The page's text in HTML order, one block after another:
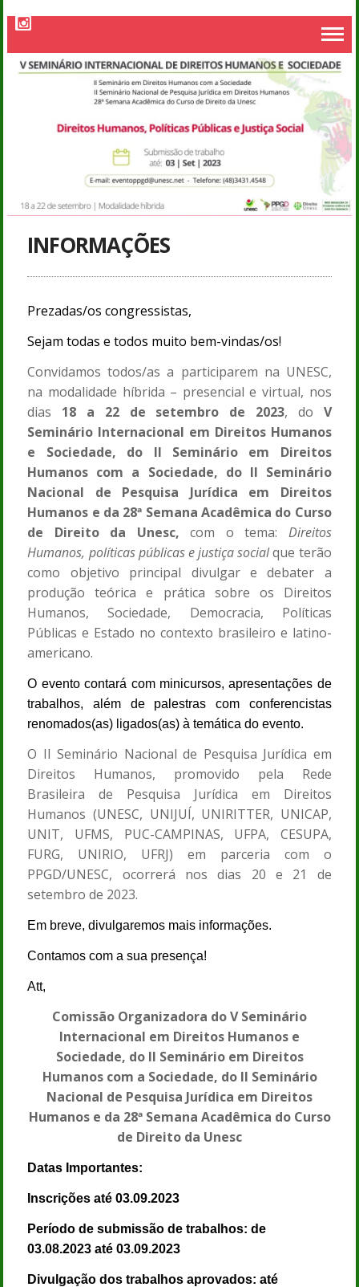
INFORMAÇÕES
Prezadas/os congressistas,
Sejam todas e todos muito bem-vindas/os!
Convidamos todos/as a participarem na UNESC,
na modalidade híbrida – presencial e virtual, nos
dias 18 a 22 de setembro de 2023, do V
Seminário Internacional em Direitos Humanos
e Sociedade, do II Seminário em Direitos
Humanos com a Sociedade, do II Seminário
Nacional de Pesquisa Jurídica em Direitos
Humanos e da 28ª Semana Acadêmica do Curso
de Direito da Unesc, com o tema: Direitos
Humanos, políticas públicas e justiça socialque terão
como objetivo principal divulgar e debater a
produção teórica e prática sobre os Direitos
Humanos, Sociedade, Democracia, Políticas
Públicas e Estado no contexto brasileiro e latino-
americano.
O evento contará com minicursos, apresentações de
trabalhos, além de palestras com conferencistas
renomados(as) ligados(as) à temática do evento.
O II Seminário Nacional de Pesquisa Jurídica em
Direitos Humanos, promovido pela Rede
Brasileira de Pesquisa Jurídica em Direitos
Humanos (UNESC, UNIJUÍ, UNIRITTER, UNICAP,
UNIT, UFMS, PUC-CAMPINAS, UFPA, CESUPA,
FURG, UNIRIO, UFRJ) em parceria com o
PPGD/UNESC, ocorrerá nos dias 20 e 21 de
setembro de 2023.
Em breve, divulgaremos mais informações.
Contamos com a sua presença!
Att,
Comissão Organizadora do V Seminário
Internacional em Direitos Humanos e
Sociedade, do II Seminário em Direitos
Humanos com a Sociedade, do II Seminário
Nacional de Pesquisa Jurídica em Direitos
Humanos e da 28ª Semana Acadêmica do Curso
de Direito da Unesc
Datas Importantes:
Inscrições até 03.09.2023
Período de submissão de trabalhos: de
03.08.2023 até 03.09.2023
Divulgação dos trabalhos aprovados: até